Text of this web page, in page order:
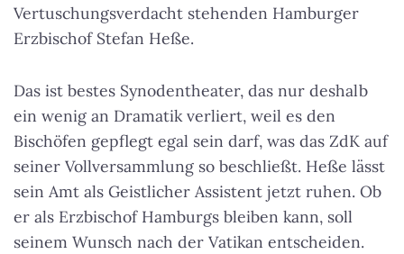
Vertuschungsverdacht stehenden Hamburger
Erzbischof Stefan Heße.
Das ist bestes Synodentheater, das nur deshalb
ein wenig an Dramatik verliert, weil es den
Bischöfen gepflegt egal sein darf, was das ZdK auf
seiner Vollversammlung so beschließt. Heße lässt
sein Amt als Geistlicher Assistent jetzt ruhen. Ob
er als Erzbischof Hamburgs bleiben kann, soll
seinem Wunsch nach der Vatikan entscheiden.